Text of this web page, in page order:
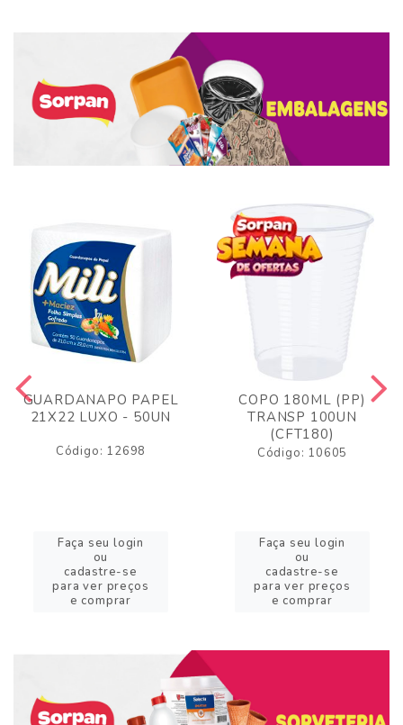
GUARDANAPO PAPEL
21X22 LUXO - 50UN
Código: 12698
Faça seu login
ou
cadastre-se
para ver preços
e comprar
COPO 180ML (PP)
TRANSP 100UN
(CFT180)
Código: 10605
Faça seu login
ou
cadastre-se
para ver preços
e comprar